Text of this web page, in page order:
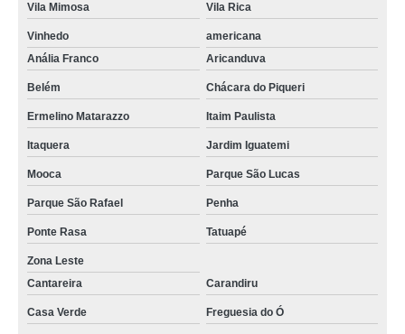
Vila Mimosa Vila Rica
Vinhedo
americana
Anália Franco
Aricanduva
Belém Chácara do Piqueri
Ermelino Matarazzo Itaim Paulista
Itaquera Jardim Iguatemi
Mooca Parque São Lucas
Parque São Rafael Penha
Ponte Rasa Tatuapé
Zona Leste
Cantareira
Carandiru
Casa Verde Freguesia do Ó